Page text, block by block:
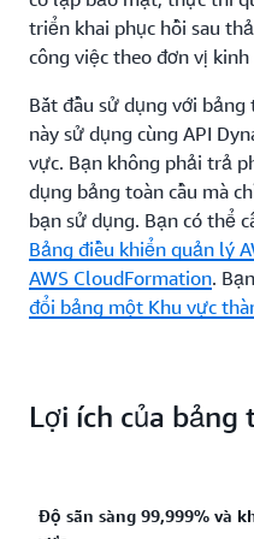
triển khai phục hồi sau
công việc theo đơn vị kinh
Bắt đầu sử dụng với bảng
này sử dụng cùng API
vực. Bạn không phải trả
dụng bảng toàn cầu mà
bạn sử dụng. Bạn có thể
Bảng điều khiển quản lý
AWS CloudFormation.
đổi bảng một Khu vực
Lợi ích của bảng
Độ sẵn sàng 99,999% và